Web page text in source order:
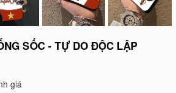
SỐC - TỰ DO ĐỘC LẬP
giá